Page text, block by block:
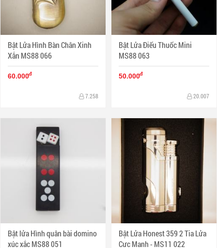
Bật Lửa Hình Bàn Chân Xinh
Xắn MS88 066
60.000đ
7.258
Bật Lửa Điếu Thuốc Mini
MS88 063
50.000đ
20.007
Bật lửa Hình quân bài domino
xúc xắc MS88 051
Bật Lửa Honest 359 2 Tia Lửa
Cực Mạnh - MS11 022